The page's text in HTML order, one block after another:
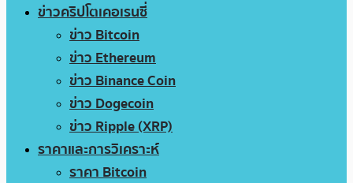
ข่าวคริปโตเคอเรนซี่
ข่าว Bitcoin
ข่าว Ethereum
ข่าว Binance Coin
ข่าว Dogecoin
ข่าว Ripple (XRP)
ราคาและการวิเคราะห์
ราคา Bitcoin